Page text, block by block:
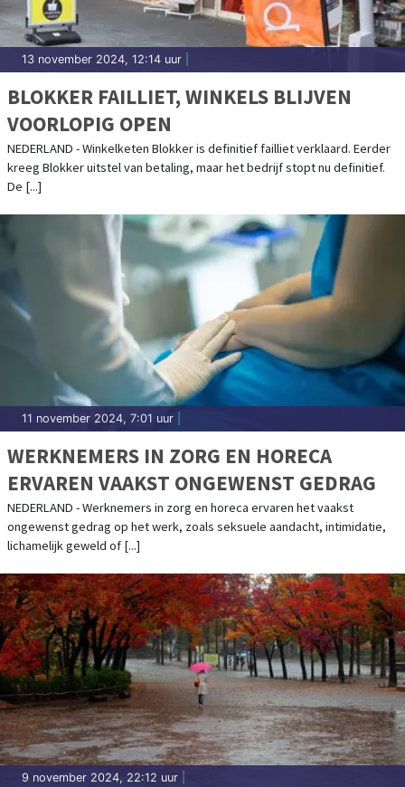
13 november 2024, 12:14 uur
BLOKKER FAILLIET, WINKELS BLIJVEN
VOORLOPIG OPEN
NEDERLAND - Winkelketen Blokker is definitief failliet verklaard. Eerder
kreeg Blokker uitstel van betaling, maar het bedrijf stopt nu definitief.
De [...]
11 november 2024, 7:01 uur
WERKNEMERS IN ZORG EN HORECA
ERVAREN VAAKST ONGEWENST GEDRAG
NEDERLAND - Werknemers in zorg en horeca ervaren het vaakst
ongewenst gedrag op het werk, zoals seksuele aandacht, intimidatie,
lichamelijk geweld of [...]
9 november 2024, 22:12 uur